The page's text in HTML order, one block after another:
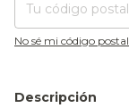
No sé mi código postal
Descripción